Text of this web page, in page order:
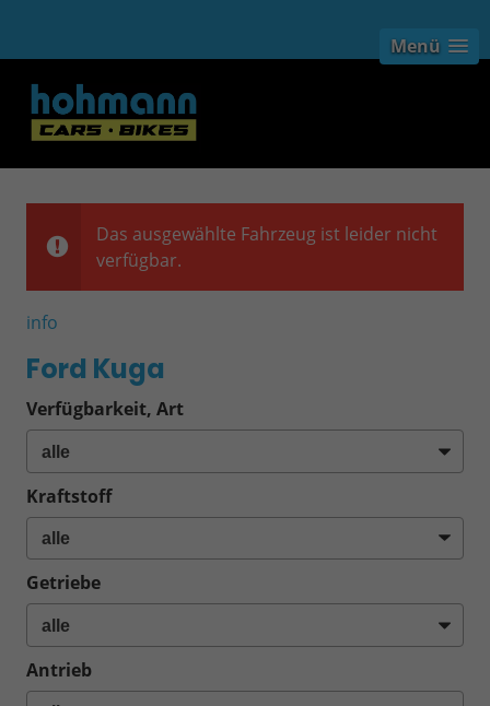
Menü
Das ausgewählte Fahrzeug ist leider nicht
verfügbar.
info
Ford Kuga
Verfügbarkeit, Art
Kraftstoff
Getriebe
Antrieb